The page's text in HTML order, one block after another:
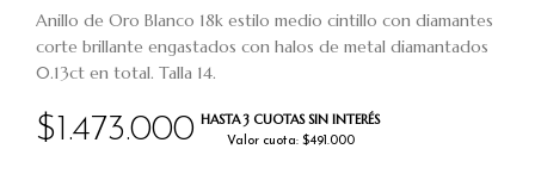
$1.473.000 HASTA 3 CUOTAS SIN INTERÉS
Valor cuota: $491.000
Anillo de Oro Blanco 18k estilo medio cintillo con diamantes
corte brillante engastados con halos de metal diamantados
0.13ct en total. Talla 14.